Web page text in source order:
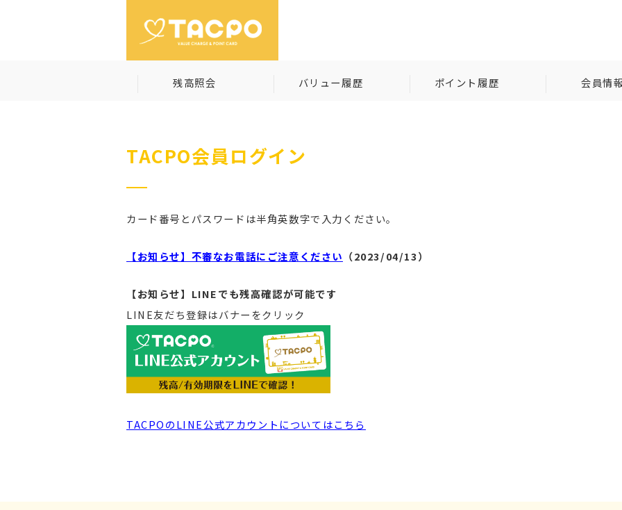
残高照会 バリュー履歴 ポイント履歴 会員情
TACPO会員ログイン
カード番号とパスワードは半角英数字で入力ください。
【お知らせ】不審なお電話にご注意ください （2023/04/13）
【お知らせ】LINEでも残高確認が可能です
LINE友だち登録はバナーをクリック
TACPOのLINE公式アカウントについてはこちら